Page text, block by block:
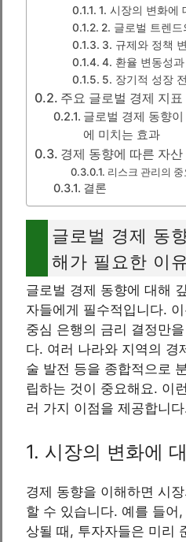
1. 시장의 변화에
2. 글로벌 트렌
3. 규제와 정책
4. 환율 변동성
5. 장기적 성장
주요 글로벌 경제 지표
글로벌 경제 동향
에 미치는 효과
경제 동향에 따른 자
리스크 관리의 중
결론
글로벌 경제 동
해가 필요한 이
글로벌 경제 동향에 대해
자들에게 필수적입니다.
중심 은행의 금리 결정만
다. 여러 나라와 지역의 경
술 발전 등을 종합적으로
립하는 것이 중요해요. 이
러 가지 이점을 제공합니
1. 시장의 변화에
경제 동향을 이해하면 시
할 수 있습니다. 예를 들어
상될 때, 투자자들은 미리